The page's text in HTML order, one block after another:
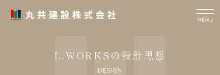
L.WORKSの設計思想
DESIGN